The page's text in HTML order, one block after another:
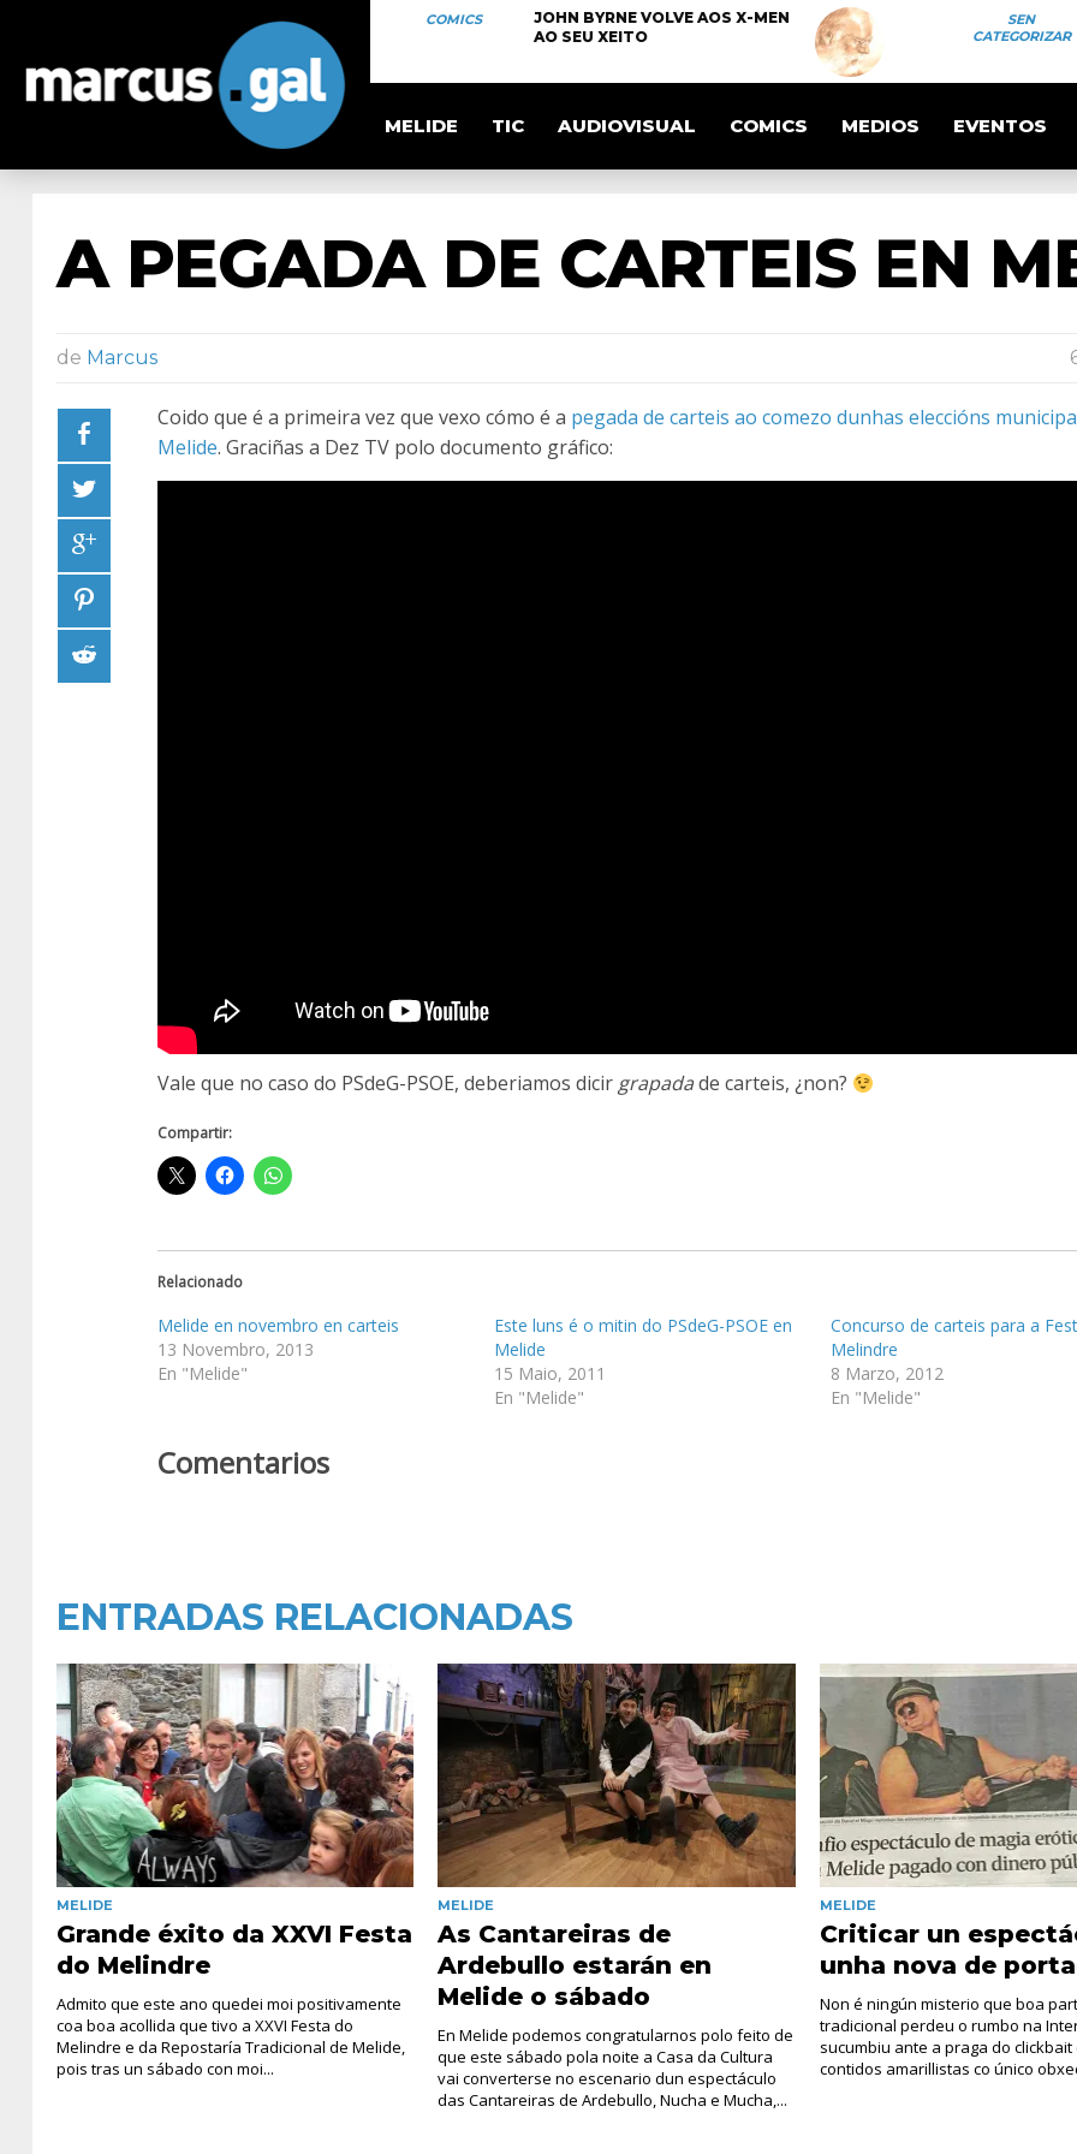
COMICS
JOHN BYRNE VOLVE AOS X-MEN
AO SEU XEITO
SEN
CATEGORIZAR
MELIDE TIC AUDIOVISUAL COMICS MEDIOS EVENTOS
A PEGADA DE CARTEIS EN
de Marcus
Coido que é a primeira vez que vexo cómo é a pegada de carteis ao comezo dunhas eleccións
Melide. Graciñas a Dez TV polo documento gráfico:
Vale que no caso do PSdeG-PSOE, deberiamos dicir grapadade carteis, ¿non?
Compartir:
Relacionado
Melide en novembro en carteis
13 Novembro, 2013
En "Melide"
Este luns é o mitin do PSdeG-PSOE en
Melide
15 Maio, 2011
En "Melide"
Concurso de carteis para a
Melindre
8 Marzo, 2012
En "Melide"
Comentarios
ENTRADAS RELACIONADAS
MELIDE
Grande éxito da XXVI Festa
do Melindre
Admito que este ano quedei moi positivamente
coa boa acollida que tivo a XXVI Festa do
Melindre e da Repostaría Tradicional de Melide,
pois tras un sábado con moi...
MELIDE
As Cantareiras de
Ardebullo estarán en
Melide o sábado
En Melide podemos congratularnos polo feito de
que este sábado pola noite a Casa da Cultura
vai converterse no escenario dun espectáculo
das Cantareiras de Ardebullo, Nucha e Mucha,...
MELIDE
Criticar un
unha nova de
Non é ningún misterio que boa
tradicional perdeu o rumbo na
sucumbiu ante a praga do clickbait
contidos amarillistas co único